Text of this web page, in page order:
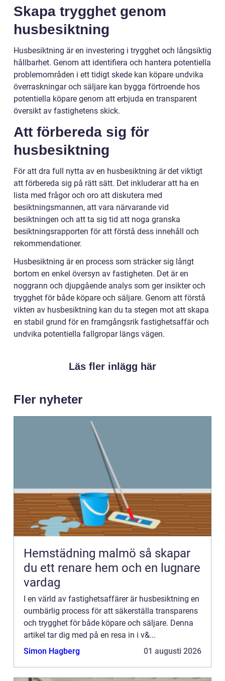
Skapa trygghet genom
husbesiktning
Husbesiktning är en investering i trygghet och långsiktig
hållbarhet. Genom att identifiera och hantera potentiella
problemområden i ett tidigt skede kan köpare undvika
överraskningar och säljare kan bygga förtroende hos
potentiella köpare genom att erbjuda en transparent
översikt av fastighetens skick.
Att förbereda sig för
husbesiktning
För att dra full nytta av en husbesiktning är det viktigt
att förbereda sig på rätt sätt. Det inkluderar att ha en
lista med frågor och oro att diskutera med
besiktningsmannen, att vara närvarande vid
besiktningen och att ta sig tid att noga granska
besiktningsrapporten för att förstå dess innehåll och
rekommendationer.
Husbesiktning är en process som sträcker sig långt
bortom en enkel översyn av fastigheten. Det är en
noggrann och djupgående analys som ger insikter och
trygghet för både köpare och säljare. Genom att förstå
vikten av husbesiktning kan du ta stegen mot att skapa
en stabil grund för en framgångsrik fastighetsaffär och
undvika potentiella fallgropar längs vägen.
Läs fler inlägg här
Fler nyheter
Hemstädning malmö så skapar
du ett renare hem och en lugnare
vardag
I en värld av fastighetsaffärer är husbesiktning en
oumbärlig process för att säkerställa transparens
och trygghet för både köpare och säljare. Denna
artikel tar dig med på en resa in i v&...
Simon Hagberg
01 augusti 2026